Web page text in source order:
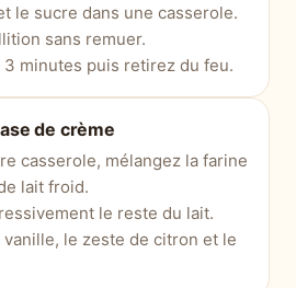
le sucre dans une casserole.
sans remuer.
3 minutes puis retirez du feu.
de crème
casserole, mélangez la farine
lait froid.
le reste du lait.
le zeste de citron et le